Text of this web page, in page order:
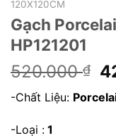
120X120CM
Gạch
HP121201
520.000₫
-Chất Liệu:
-Loại : 1